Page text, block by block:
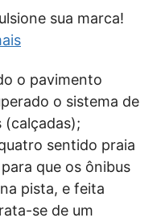
sua marca!
o pavimento
o sistema de
(calçadas);
sentido praia
que os ônibus
pista, e feita
se de um